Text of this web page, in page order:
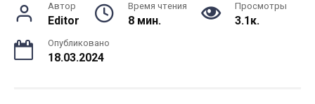
Автор
Editor
Время чтения
8 мин.
Просмотры
3.1к.
Опубликовано
18.03.2024